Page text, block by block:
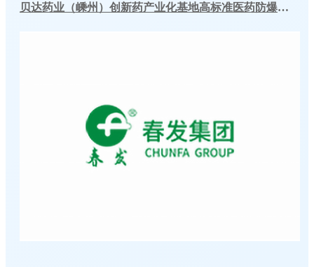
贝达药业（嵊州）创新药产业化基地高标准医药防爆冷库建造工程案例